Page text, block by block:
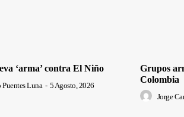
‘arma’ contra El Niño
Luna - 5 Agosto, 2026
Grupos
Colombia
Jorge